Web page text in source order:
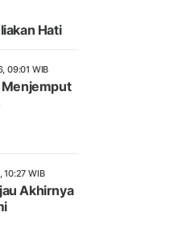
Hati
09:01 WIB
WIB
Akhirnya